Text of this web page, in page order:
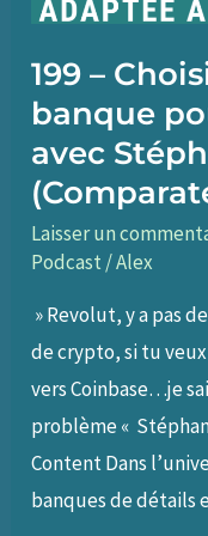
199 –
banque
avec
Laisser un
Podcast /Alex
» Revolut, y a pas
de crypto, si tu
vers Coinbase…je
problème «
Content Dans
banques de détails